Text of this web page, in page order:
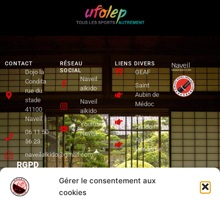
Gérer le consentement aux
cookies
CONTACT
Dojo la
Condita
rue du
stade
41100
Naveil
06 11 50
56 23
naveilaikido@gmail.com
RGPD
Mentions
Légales
RÉSEAU
SOCIAL
Naveil
aikido
Naveil
aikido
Youtube
Naveil
LIENS DIVERS
GEAF
Saint
Aubin de
Médoc
Stage-
Aïkido.fr
Aikido
Vendôme